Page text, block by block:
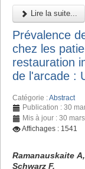
Lire la suite...
Prévalence
chez les
restauration
de l'arcade :
Catégorie :Abstract
Publication : 30
Mis à jour : 30
Affichages : 1541
Ramanauskaite
Schwarz F.